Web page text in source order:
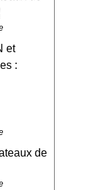
et
:
de